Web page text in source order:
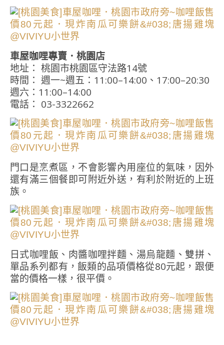
車屋咖哩專賣．桃園店
地址： 桃園市桃園區守法路14號
時間： 週一~週五：11:00–14:00、17:00–20:30
週六：11:00–14:00
電話： 03-3322662
門口是烹煮區，不會影響內用座位的氣味，因外
還有滿三個餐即可附近外送，有利於附近的上班
族。
日式咖哩飯、肉醬咖哩拌麵、湯烏龍麵、雙拼、
單品系列都有，飯類的品項價格從80元起，跟便
當的價格一樣，很平價。